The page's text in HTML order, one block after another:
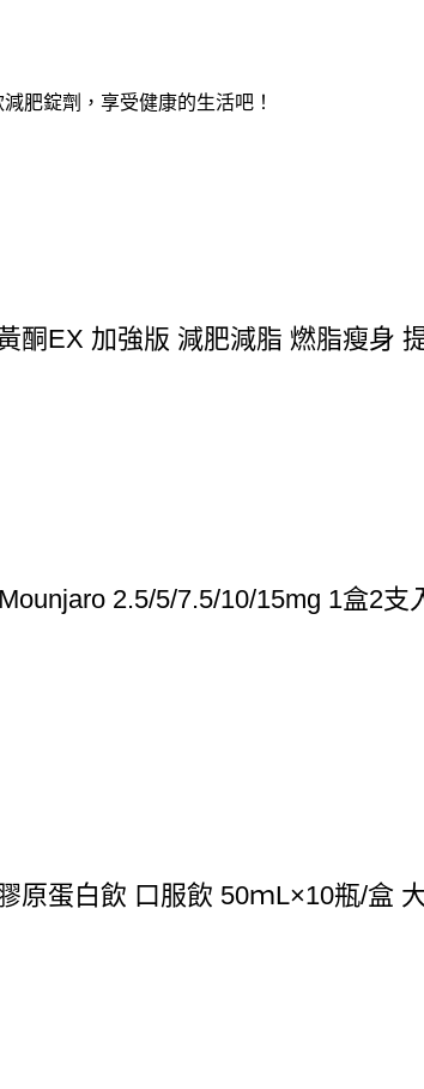
肥錠劑，享受健康的生活吧！
酮EX 加強版 減肥減脂 燃脂瘦身
2.5/5/7.5/10/15mg 1盒2
原蛋白飲 口服飲 50ｍL×10瓶/盒